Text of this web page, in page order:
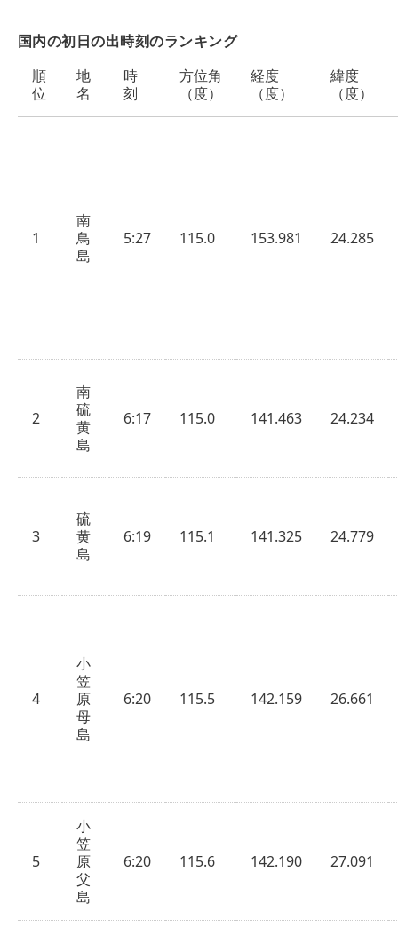
国内の初日の出時刻のランキング
順
位
地
名
時
刻
方位角
（度）
経度
（度）
緯度
（度）
1
南
鳥
島
5:27 115.0 153.981 24.285
2
南
硫
黄
島
6:17 115.0 141.463 24.234
3
硫
黄
島
6:19 115.1 141.325 24.779
4
小
笠
原
母
島
6:20 115.5 142.159 26.661
5
小
笠
原
父
島
6:20 115.6 142.190 27.091